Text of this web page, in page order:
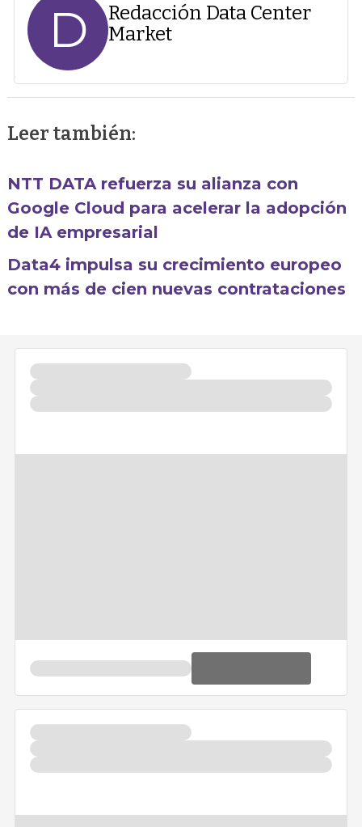
D
Redacción Data Center
Market
Leer también:
NTT DATA refuerza su alianza con
Google Cloud para acelerar la adopción
de IA empresarial
Data4 impulsa su crecimiento europeo
con más de cien nuevas contrataciones